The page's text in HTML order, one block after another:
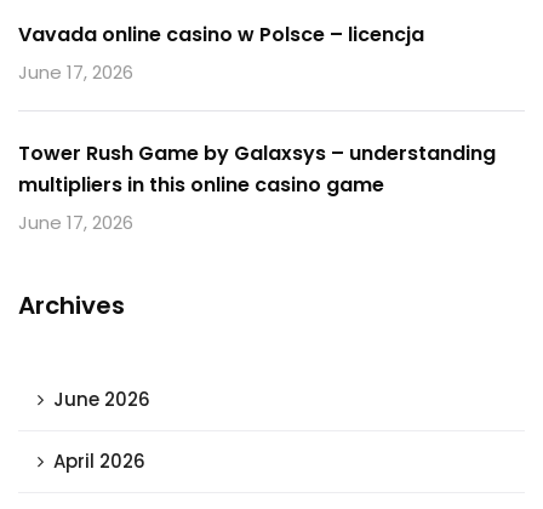
Vavada online casino w Polsce – licencja
June 17, 2026
Tower Rush Game by Galaxsys – understanding
multipliers in this online casino game
June 17, 2026
Archives
June 2026
April 2026